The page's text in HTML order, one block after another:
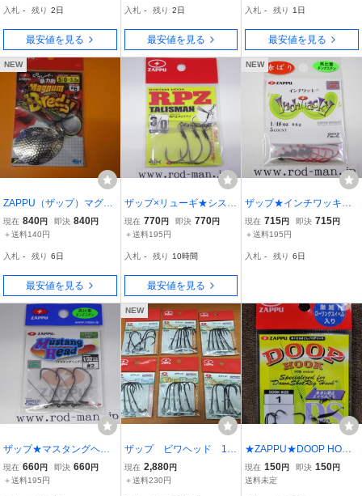
ズ：1/2oz
入札 - 残り 2日
最安値を見る
oz
入札 - 残り 2日
最安値を見る
入札 - 残り 1日
最安値を見る
NEW
ZAPPU（ザップ）マグナ
ムブレディ サイズ：＃
5/0-3.5ｇ ＃6ブレード
現在 840円 即決 840円
＋送料140円
入札 - 残り 6日
最安値を見る
ザップ×リューギ★システ
ムフックRPZタリズマン
★#3/0
現在 770円 即決 770円
＋送料195円
入札 - 残り 10時間
最安値を見る
NEW
ザップ★インチワッキー
赤ばり★#1/48oz（0.6g）
★エコ認定商品
現在 715円 即決 715円
＋送料195円
入札 - 残り 6日
ザップ★マスタングヘッ
ド★ヘッドサイズ#1/32oz
(0.9g)★フックサイズ#2
現在 660円 即決 660円
＋送料195円
NEW
ザップ ビワヘッド 1/1
6oz ZAPPU アラバマリ
グ ジグヘッド
現在 2,880円
＋送料230円
★ZAPPU★DOOP HOOK
With swivel Hook Size 1
ザップ ドゥープフック 未
現在 150円 即決 150円
送料未定